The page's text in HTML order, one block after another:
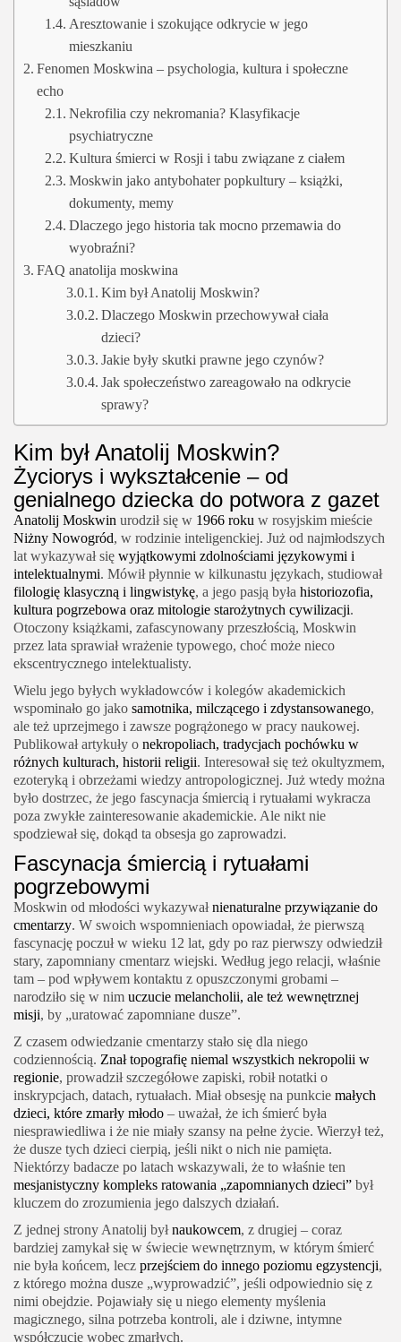
Aresztowanie i szokujące odkrycie w jego
mieszkaniu
Fenomen Moskwina – psychologia, kultura i społeczne
echo
Nekrofilia czy nekromania? Klasyfikacje
psychiatryczne
Kultura śmierci w Rosji i tabu związane z ciałem
Moskwin jako antybohater popkultury – książki,
dokumenty, memy
Dlaczego jego historia tak mocno przemawia do
wyobraźni?
FAQ anatolija moskwina
Kim był Anatolij Moskwin?
Dlaczego Moskwin przechowywał ciała
dzieci?
Jakie były skutki prawne jego czynów?
Jak społeczeństwo zareagowało na odkrycie
sprawy?
Kim był Anatolij Moskwin?
Życiorys i wykształcenie – od
genialnego dziecka do potwora z gazet
Anatolij Moskwin urodził się w 1966 roku w rosyjskim mieście
Niżny Nowogród, w rodzinie inteligenckiej. Już od najmłodszych
lat wykazywał się wyjątkowymi zdolnościami językowymi i
intelektualnymi. Mówił płynnie w kilkunastu językach, studiował
filologię klasyczną i lingwistykę, a jego pasją była historiozofia,
kultura pogrzebowa oraz mitologie starożytnych cywilizacji.
Otoczony książkami, zafascynowany przeszłością, Moskwin
przez lata sprawiał wrażenie typowego, choć może nieco
ekscentrycznego intelektualisty.
Wielu jego byłych wykładowców i kolegów akademickich
wspominało go jako samotnika, milczącego i zdystansowanego,
ale też uprzejmego i zawsze pogrążonego w pracy naukowej.
Publikował artykuły o nekropoliach, tradycjach pochówku w
różnych kulturach, historii religii. Interesował się też okultyzmem,
ezoteryką i obrzeżami wiedzy antropologicznej. Już wtedy można
było dostrzec, że jego fascynacja śmiercią i rytuałami wykracza
poza zwykłe zainteresowanie akademickie. Ale nikt nie
spodziewał się, dokąd ta obsesja go zaprowadzi.
Fascynacja śmiercią i rytuałami
pogrzebowymi
Moskwin od młodości wykazywałnienaturalne przywiązanie do
cmentarzy. W swoich wspomnieniach opowiadał, że pierwszą
fascynację poczuł w wieku 12 lat, gdy po raz pierwszy odwiedził
stary, zapomniany cmentarz wiejski. Według jego relacji, właśnie
tam – pod wpływem kontaktu z opuszczonymi grobami –
narodziło się w nim uczucie melancholii, ale też wewnętrznej
misji, by „uratować zapomniane dusze”.
Z czasem odwiedzanie cmentarzy stało się dla niego
codziennością. Znał topografię niemal wszystkich nekropolii w
regionie, prowadził szczegółowe zapiski, robił notatki o
inskrypcjach, datach, rytuałach. Miał obsesję na punkcie małych
dzieci, które zmarły młodo – uważał, że ich śmierć była
niesprawiedliwa i że nie miały szansy na pełne życie. Wierzył też,
że dusze tych dzieci cierpią, jeśli nikt o nich nie pamięta.
Niektórzy badacze po latach wskazywali, że to właśnie ten
mesjanistyczny kompleks ratowania „zapomnianych dzieci” był
kluczem do zrozumienia jego dalszych działań.
Z jednej strony Anatolij byłnaukowcem, z drugiej – coraz
bardziej zamykał się w świecie wewnętrznym, w którym śmierć
nie była końcem, lecz przejściem do innego poziomu egzystencji,
z którego można dusze „wyprowadzić”, jeśli odpowiednio się z
nimi obejdzie. Pojawiały się u niego elementy myślenia
magicznego, silna potrzeba kontroli, ale i dziwne, intymne
współczucie wobec zmarłych.